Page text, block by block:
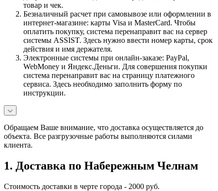
товар и чек.
Безналичный расчет при самовывозе или оформлении в
интернет-магазине: карты Visa и MasterCard. Чтобы
оплатить покупку, система перенаправит вас на сервер
системы ASSIST. Здесь нужно ввести номер карты, срок
действия и имя держателя.
Электронные системы при онлайн-заказе: PayPal,
WebMoney и Яндекс.Деньги. Для совершения покупки
система перенаправит вас на страницу платежного
сервиса. Здесь необходимо заполнить форму по
инструкции.
Обращаем Ваше внимание, что доставка осуществляется до
объекта. Все разгрузочные работы выполняются силами
клиента.
1. Доставка по Набережным Челнам
Стоимость доставки в черте города - 2000 руб.